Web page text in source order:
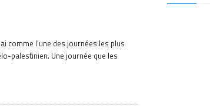
comme l’une des journées les plus
palestinien. Une journée que les